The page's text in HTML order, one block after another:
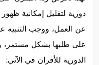
دورية لتقليل إمكانية
عن العمل، ووجب التنبيه
على طلبها بشكل مستمر،
الدورية للأفران في الآتي: